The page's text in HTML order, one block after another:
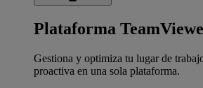
Plataforma
Gestiona y optimiza tu lugar de
proactiva en una sola plataforma.